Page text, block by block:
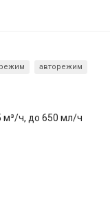
авторежим
м³/ч, до 650 мл/ч